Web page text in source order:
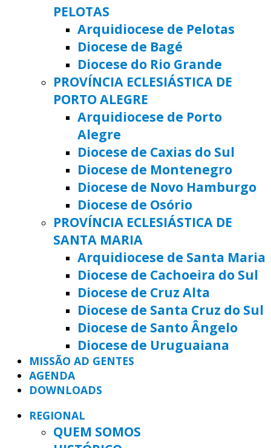
PELOTAS
Arquidiocese de Pelotas
Diocese de Bagé
Diocese do Rio Grande
PROVÍNCIA ECLESIÁSTICA DE
PORTO ALEGRE
Arquidiocese de Porto
Alegre
Diocese de Caxias do Sul
Diocese de Montenegro
Diocese de Novo Hamburgo
Diocese de Osório
PROVÍNCIA ECLESIÁSTICA DE
SANTA MARIA
Arquidiocese de Santa Maria
Diocese de Cachoeira do Sul
Diocese de Cruz Alta
Diocese de Santa Cruz do Sul
Diocese de Santo Ângelo
Diocese de Uruguaiana
MISSÃO AD GENTES
AGENDA
DOWNLOADS
REGIONAL
QUEM SOMOS